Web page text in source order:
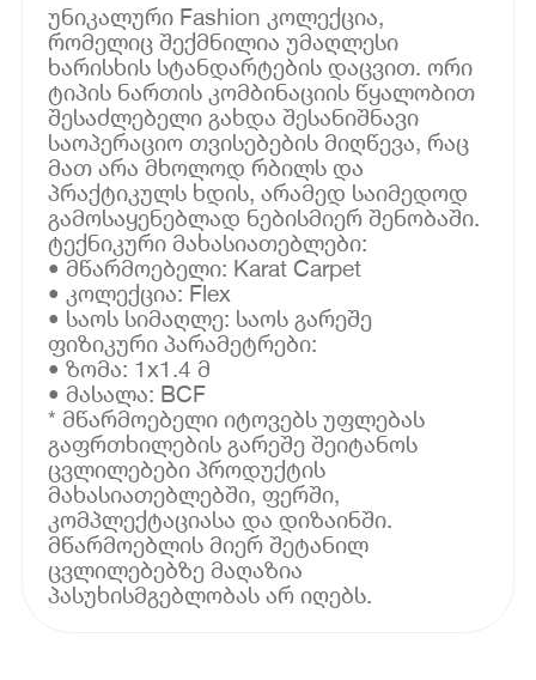
უნიკალური Fashion კოლექცია,
რომელიც შექმნილია უმაღლესი
ხარისხის სტანდარტების დაცვით. ორი
ტიპის ნართის კომბინაციის წყალობით
შესაძლებელი გახდა შესანიშნავი
საოპერაციო თვისებების მიღწევა, რაც
მათ არა მხოლოდ რბილს და
პრაქტიკულს ხდის, არამედ საიმედოდ
გამოსაყენებლად ნებისმიერ შენობაში.
ტექნიკური მახასიათებლები:
• მწარმოებელი: Karat Carpet
• კოლექცია: Flex
• საოს სიმაღლე: საოს გარეშე
ფიზიკური პარამეტრები:
• ზომა: 1x1.4 მ
• მასალა: BCF
* მწარმოებელი იტოვებს უფლებას
გაფრთხილების გარეშე შეიტანოს
ცვლილებები პროდუქტის
მახასიათებლებში, ფერში,
კომპლექტაციასა და დიზაინში.
მწარმოებლის მიერ შეტანილ
ცვლილებებზე მაღაზია
პასუხისმგებლობას არ იღებს.